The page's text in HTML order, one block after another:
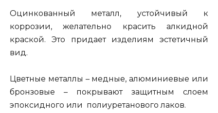
Оцинкованный металл, устойчивый к
коррозии, желательно красить алкидной
краской. Это придает изделиям эстетичный
вид.
Цветные металлы – медные, алюминиевые или
бронзовые – покрывают защитным слоем
эпоксидного или полиуретанового лаков.